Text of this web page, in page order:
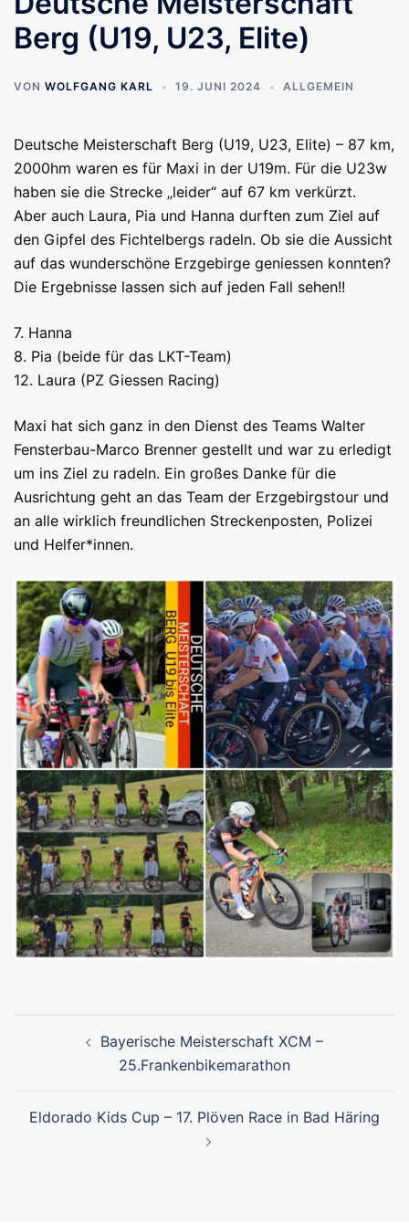
Berg (U19, U23, Elite)
VON WOLFGANG KARL 19. JUNI 2024 ALLGEMEIN
Deutsche Meisterschaft Berg (U19, U23, Elite) – 87 km,
2000hm waren es für Maxi in der U19m. Für die U23w
haben sie die Strecke „leider“ auf 67 km verkürzt.
Aber auch Laura, Pia und Hanna durften zum Ziel auf
den Gipfel des Fichtelbergs radeln. Ob sie die Aussicht
auf das wunderschöne Erzgebirge geniessen konnten?
Die Ergebnisse lassen sich auf jeden Fall sehen!!
7. Hanna
8. Pia (beide für das LKT-Team)
12. Laura (PZ Giessen Racing)
Maxi hat sich ganz in den Dienst des Teams Walter
Fensterbau-Marco Brenner gestellt und war zu erledigt
um ins Ziel zu radeln. Ein großes Danke für die
Ausrichtung geht an das Team der Erzgebirgstour und
an alle wirklich freundlichen Streckenposten, Polizei
und Helfer*innen.
Bayerische Meisterschaft XCM –
25.Frankenbikemarathon
Eldorado Kids Cup – 17. Plöven Race in Bad Häring